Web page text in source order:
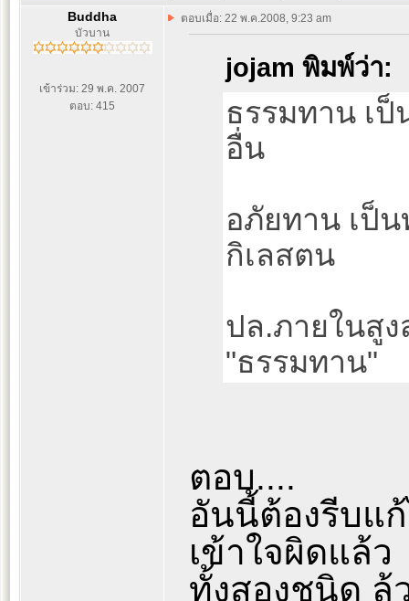
Buddha
บัวบาน
เข้าร่วม: 29 พ.ค. 2007
ตอบ: 415
ตอบเมื่อ: 22 พ.ค.2008, 9:23 am
jojam พิมพ์ว่า:
ธรรมทาน เ
อื่น
อภัยทาน เป็
กิเลสตน
ปล.ภายในสู
"ธรรมทาน"
ตอบ....
อันนี้ต้องรีบแ
เข้าใจผิดแล้ว
ทั้งสองชนิด ล้